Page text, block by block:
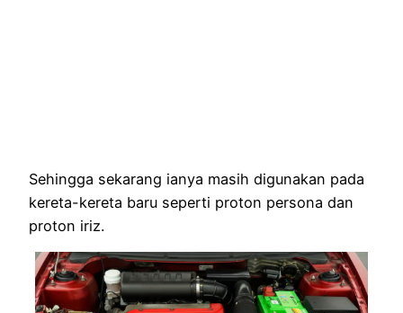
Sehingga sekarang ianya masih digunakan pada
kereta-kereta baru seperti proton persona dan
proton iriz.